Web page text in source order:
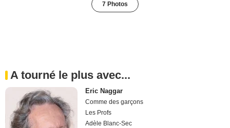
7 Photos
A tourné le plus avec...
Eric Naggar
Comme des garçons
Les Profs
Adèle Blanc-Sec